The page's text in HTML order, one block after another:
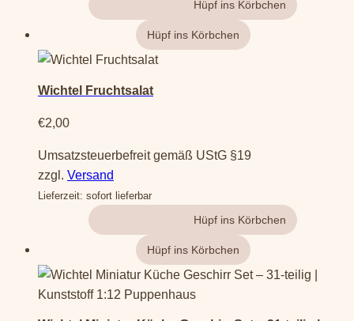
Wichtel Fruchtsalat
€2,00
Umsatzsteuerbefreit gemäß UStG §19
zzgl. Versand
Lieferzeit: sofort lieferbar